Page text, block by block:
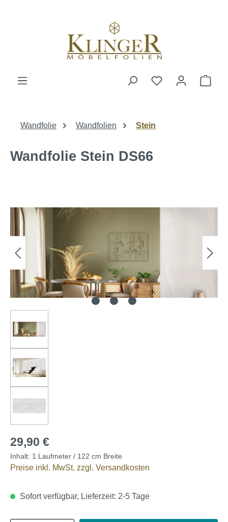
Wandfolie Wandfolien Stein
Wandfolie Stein DS66
29,90 €
Inhalt: 1 Laufmeter / 122 cm Breite
Preise inkl. MwSt. zzgl. Versandkosten
Sofort verfügbar, Lieferzeit: 2-5 Tage